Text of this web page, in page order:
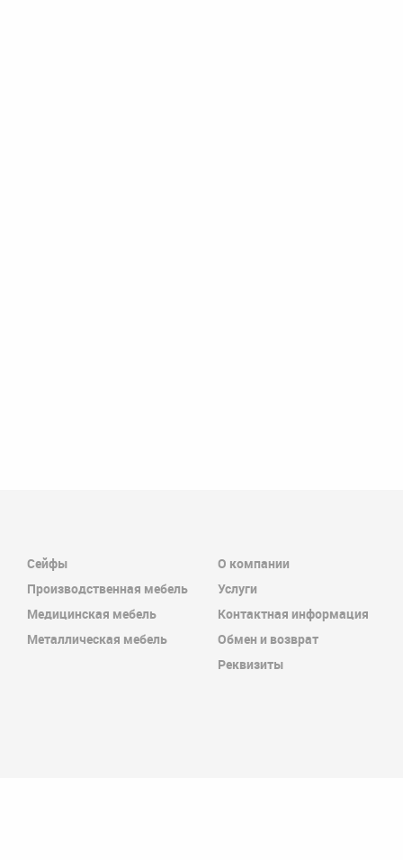
Сейфы
Производственная мебель
Медицинская мебель
Металлическая мебель
О компании
Услуги
Контактная информация
Обмен и возврат
Реквизиты